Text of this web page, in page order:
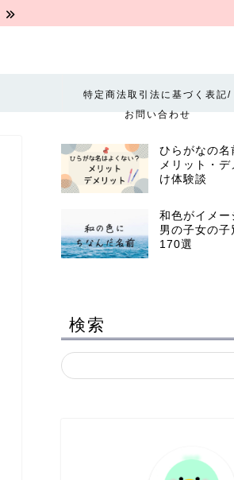
特定商法取引法に基づく表記/
お問い合わせ
ひらがなの名
メリット・
け体験談
和色がイメー
男の子女の子
170選
検索